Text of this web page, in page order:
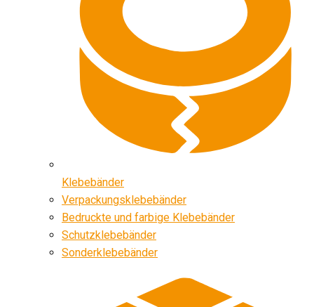
Klebebänder
Verpackungsklebebänder
Bedruckte und farbige Klebebänder
Schutzklebebänder
Sonderklebebänder